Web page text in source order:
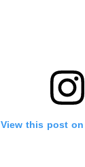
View this post